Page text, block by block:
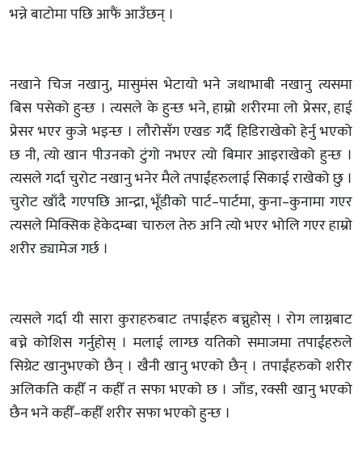
भन्ने बाटोमा पछि आफैं आउँछन् ।
नखाने चिज नखानु, मासुमंस भेटायो भने जथाभाबी नखानु त्यसमा
बिस पसेको हुन्छ । त्यसले के हुन्छ भने, हाम्रो शरीरमा लो प्रेसर, हाई
प्रेसर भएर कुजे भइन्छ । लौरोसँग एखङ गर्दै हिडिराखेको हेर्नु भएको
छ नी, त्यो खान पीउनको टुंगो नभएर त्यो बिमार आइराखेको हुन्छ ।
त्यसले गर्दा चुरोट नखानु भनेर मैले तपाईंहरुलाई सिकाई राखेको छु ।
चुरोट खाँदै गएपछि आन्द्रा, भूँडीको पार्ट–पार्टमा, कुना–कुनामा गएर
त्यसले मिक्सिक हेकेदम्बा चारुल तेरु अनि त्यो भएर भोलि गएर हाम्रो
शरीर ड्यामेज गर्छ ।
त्यसले गर्दा यी सारा कुराहरुबाट तपाईंहरु बच्नुहोस् । रोग लाग्नबाट
बच्ने कोशिस गर्नुहोस् । मलाई लाग्छ यतिको समाजमा तपाईंहरुले
सिग्रेट खानुभएको छैन् । खैनी खानु भएको छैन् । तपाईंहरुको शरीर
अलिकति कहीँ न कहीँ त सफा भएको छ । जाँड, रक्सी खानु भएको
छैन भने कहीँ–कहीँ शरीर सफा भएको हुन्छ ।